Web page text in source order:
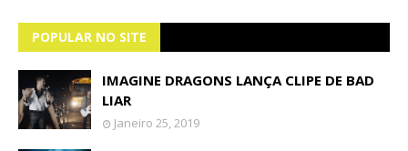
POPULAR NO SITE
IMAGINE DRAGONS LANÇA CLIPE DE BAD
LIAR
Janeiro 25, 2019